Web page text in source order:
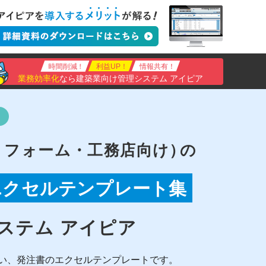
時間削減！ 利益UP！ 情報共有！
業務効率化なら建築業向け管理システム アイピア
フォーム・工務店向け）の
セルテンプレート集
テム アイピア
、発注書のエクセルテンプレートです。